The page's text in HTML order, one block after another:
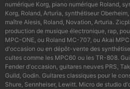
numérique Korg, piano numérique Roland,
Korg, Roland, Arturia, synthétiseur
maître Alesis, Roland, Novation, Arturia.
production de musique électronique, rap,
MPC-ONE, ou Roland MC-707, ou Akai
d'occasion ou en dépôt-vente des
cultes comme les MPC60 ou les TR-808.
Fender d'occasion, guitares neuves PRS,
Guild, Godin. Guitares classiques pour le
Shure, Sennheiser, Lewitt. Micro de studio